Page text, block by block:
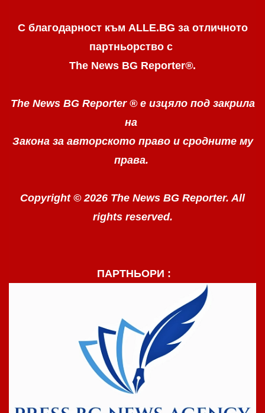
С благодарност към ALLE.BG за отличното
партньорство с
The News BG Reporter®.
The News BG Reporter ® е изцяло под закрила
на
Закона за авторското право и сродните му
права.
Copyright © 2026 The News BG Reporter. All
rights reserved.
ПАРТНЬОРИ :